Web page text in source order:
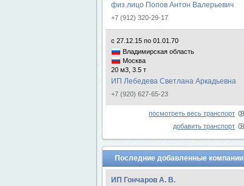
физ.лицо Попов Антон Валерьевич
+7 (912) 320-29-17
с 27.12.15 по 01.01.70
Владимирская область
Москва
20 м3, 3.5 т
ИП Лебедева Светлана Аркадьевна
+7 (920) 627-65-23
посмотреть весь транспорт
добавить транспорт
Последние добавленные компании
ИП Гончаров А. В.